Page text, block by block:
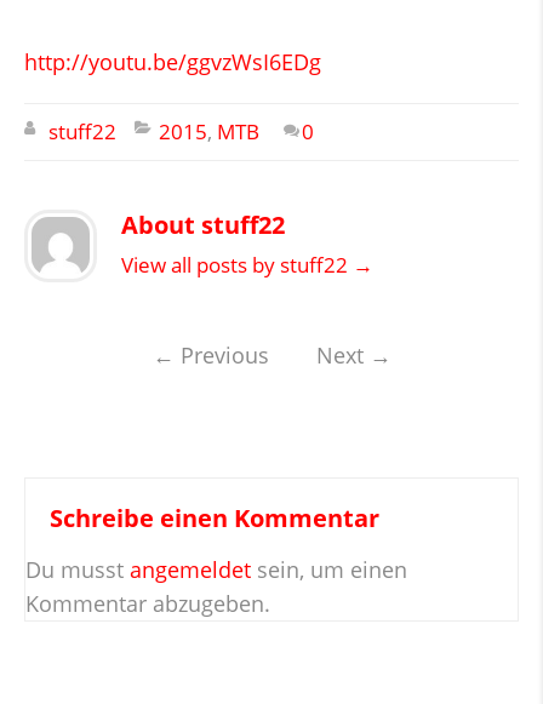
http://youtu.be/ggvzWsI6EDg
stuff22 2015, MTB 0
About stuff22
View all posts by stuff22 →
← Previous Next →
Schreibe einen Kommentar
Du musst angemeldet sein, um einen
Kommentar abzugeben.